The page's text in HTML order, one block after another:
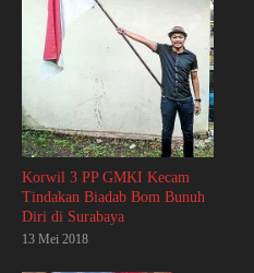
Korwil 3 PP GMKI Kecam
Tindakan Biadab Bom Bunuh
Diri di Surabaya
13 Mei 2018